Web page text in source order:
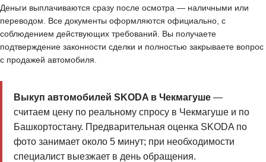
Деньги выплачиваются сразу после осмотра — наличными или
переводом. Все документы оформляются официально, с
соблюдением действующих требований. Вы получаете
подтверждение законности сделки и полностью закрываете вопрос
с продажей автомобиля.
Выкуп автомобилей SKODA в Чекмагуше—
считаем цену по реальному спросу в Чекмагуше и по
Башкортостану. Предварительная оценка SKODA по
фото занимает около 5 минут; при необходимости
специалист выезжает в день обращения.